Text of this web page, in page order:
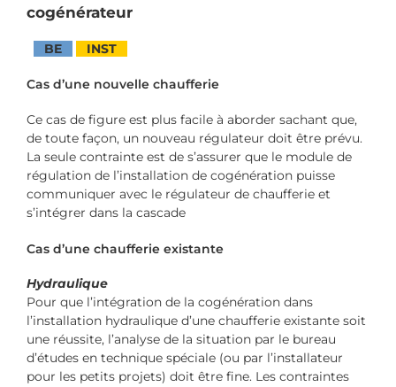
cogénérateur
BE INST
Cas d’une nouvelle chaufferie
Ce cas de figure est plus facile à aborder sachant que,
de toute façon, un nouveau régulateur doit être prévu.
La seule contrainte est de s’assurer que le module de
régulation de l’installation de cogénération puisse
communiquer avec le régulateur de chaufferie et
s’intégrer dans la cascade
Cas d’une chaufferie existante
Hydraulique
Pour que l’intégration de la cogénération dans
l’installation hydraulique d’une chaufferie existante soit
une réussite, l’analyse de la situation par le bureau
d’études en technique spéciale (ou par l’installateur
pour les petits projets) doit être fine. Les contraintes